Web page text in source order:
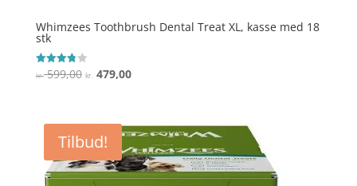
Whimzees Toothbrush Dental Treat XL, kasse med 18
stk
Vurderet
3.8
kr.599,00 Den
var:
kr. 599,00.
kr.479,00Den
er:
kr. 479,00.
Tilbud!